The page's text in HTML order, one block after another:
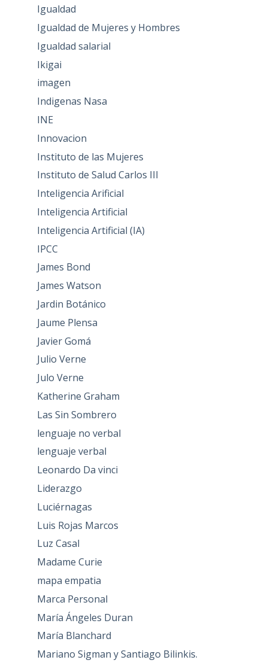
Igualdad
Igualdad de Mujeres y Hombres
Igualdad salarial
Ikigai
imagen
Indigenas Nasa
INE
Innovacion
Instituto de las Mujeres
Instituto de Salud Carlos III
Inteligencia Arificial
Inteligencia Artificial
Inteligencia Artificial (IA)
IPCC
James Bond
James Watson
Jardin Botánico
Jaume Plensa
Javier Gomá
Julio Verne
Julo Verne
Katherine Graham
Las Sin Sombrero
lenguaje no verbal
lenguaje verbal
Leonardo Da vinci
Liderazgo
Luciérnagas
Luis Rojas Marcos
Luz Casal
Madame Curie
mapa empatia
Marca Personal
María Ángeles Duran
María Blanchard
Mariano Sigman y Santiago Bilinkis.